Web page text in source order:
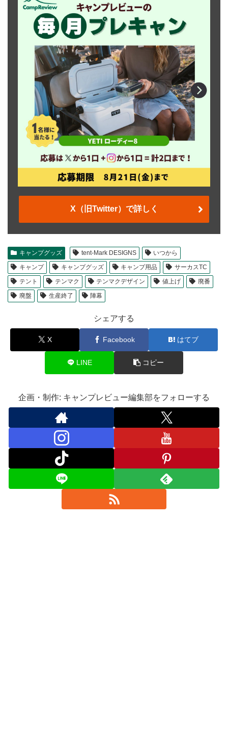
X（旧Twitter）で詳しく
キャンプグッズ tent-Mark DESIGNS
いつから
キャンプ
キャンプグッズ キャンプ用品
サーカスTC
テント
テンマク テンマクデザイン 値上げ
廃番
廃盤
生産終了 陣幕
シェアする
X Facebook はてブ
LINE コピー
企画・制作: キャンプレビュー編集部をフォローする